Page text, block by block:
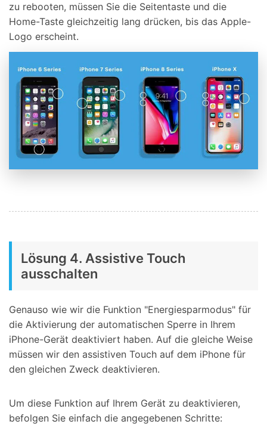
zu rebooten, müssen Sie die Seitentaste und die
Home-Taste gleichzeitig lang drücken, bis das Apple-
Logo erscheint.
Lösung 4. Assistive Touch
ausschalten
Genauso wie wir die Funktion "Energiesparmodus" für
die Aktivierung der automatischen Sperre in Ihrem
iPhone-Gerät deaktiviert haben. Auf die gleiche Weise
müssen wir den assistiven Touch auf dem iPhone für
den gleichen Zweck deaktivieren.
Um diese Funktion auf Ihrem Gerät zu deaktivieren,
befolgen Sie einfach die angegebenen Schritte: